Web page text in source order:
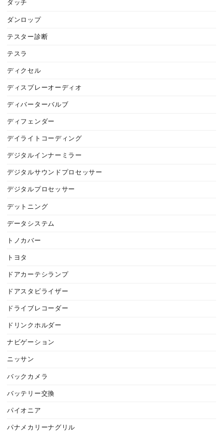
ダッチ
ダンロップ
テスター診断
テスラ
ディクセル
ディスプレーオーディオ
ディバーターバルブ
ディフェンダー
デイライトコーディング
デジタルインナーミラー
デジタルサウンドプロセッサー
デジタルプロセッサー
デットニング
データシステム
トノカバー
トヨタ
ドアカーテシランプ
ドアスタビライザー
ドライブレコーダー
ドリンクホルダー
ナビゲーション
ニッサン
バックカメラ
バッテリー交換
パイオニア
パナメカリーナグリル